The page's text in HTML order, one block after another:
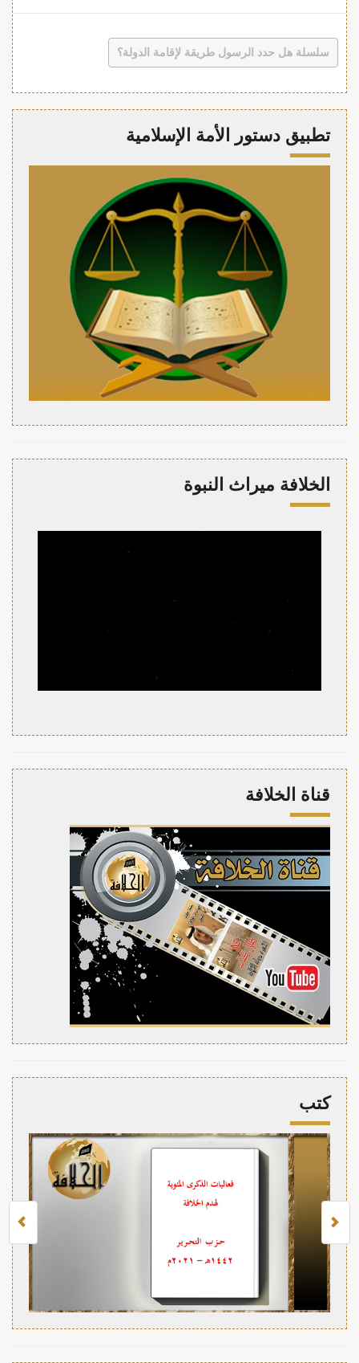
سلسلة هل حدد الرسول طريقة لإقامة الدولة؟
تطبيق دستور الأمة الإسلامية
الخلافة ميراث النبوة
قناة الخلافة
كتب